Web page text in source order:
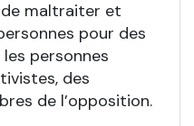
de maltraiter et
pour des
personnes
des
de l’opposition.